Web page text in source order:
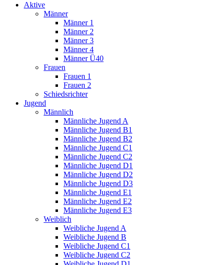
Aktive
Männer
Männer 1
Männer 2
Männer 3
Männer 4
Männer Ü40
Frauen
Frauen 1
Frauen 2
Schiedsrichter
Jugend
Männlich
Männliche Jugend A
Männliche Jugend B1
Männliche Jugend B2
Männliche Jugend C1
Männliche Jugend C2
Männliche Jugend D1
Männliche Jugend D2
Männliche Jugend D3
Männliche Jugend E1
Männliche Jugend E2
Männliche Jugend E3
Weiblich
Weibliche Jugend A
Weibliche Jugend B
Weibliche Jugend C1
Weibliche Jugend C2